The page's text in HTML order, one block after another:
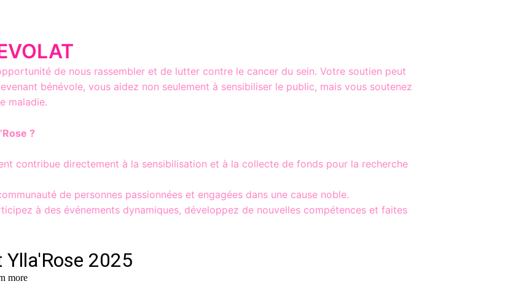
de nous rassembler et de lutter contre le cancer du sein. Votre soutien peut
bénévole, vous aidez non seulement à sensibiliser le public, mais vous soutenez
maladie.
?
contribue directement à la sensibilisation et à la collecte de fonds pour la recherche
de personnes passionnées et engagées dans une cause noble.
à des événements dynamiques, développez de nouvelles compétences et faites